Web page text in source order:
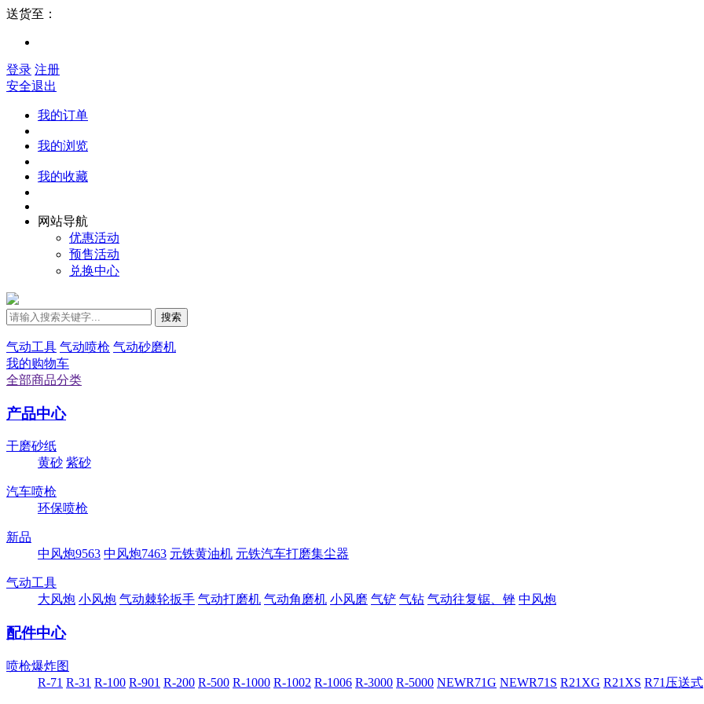
送货至：
登录 注册
安全退出
我的订单
我的浏览
我的收藏
网站导航
优惠活动
预售活动
兑换中心
搜索
气动工具 气动喷枪 气动砂磨机
我的购物车
全部商品分类
产品中心
干磨砂纸
黄砂 紫砂
汽车喷枪
环保喷枪
新品
中风炮9563 中风炮7463 元铁黄油机 元铁汽车打磨集尘器
气动工具
大风炮 小风炮 气动棘轮扳手 气动打磨机 气动角磨机 小风磨 气铲 气钻 气动往复锯、锉 中风炮
配件中心
喷枪爆炸图
R-71 R-31 R-100 R-901 R-200 R-500 R-1000 R-1002 R-1006 R-3000 R-5000 NEWR71G NEWR71S R21XG R21XS R71压送式